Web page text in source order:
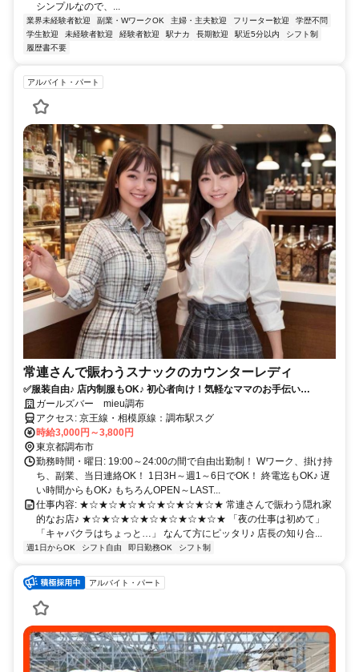
シンプルなので、...
業界未経験者歓迎 副業・WワークOK 主婦・主夫歓迎 フリーター歓迎
学歴不問
学生歓迎
未経験者歓迎 経験者歓迎 駅ナカ 長期歓迎 駅近5分以内
シフト制
履歴書不要
アルバイト・パート
常連さんで賑わうスナックのカウンターレディ
✅服装自由♪ 店内制服もOK♪ 初心者向け！気軽なママのお手伝い
o(≧▽≦)o
ガールズバー mieu調布
アクセス: 京王線・相模原線：調布駅スグ
時給3,000円～3,800円
東京都調布市
勤務時間・曜日: 19:00～24:00の間で自由出勤制！ Wワーク、掛け持
ち、副業、当日連絡OK！ 1日3H～週1～6日でOK！ 終電迄もOK♪ 遅
い時間からもOK♪ もちろんOPEN～LAST...
仕事内容: ★☆★☆★☆★☆★☆★☆★☆★ 常連さんで賑わう隠れ家
的なお店♪ ★☆★☆★☆★☆★☆★☆★☆★ 「夜の仕事は初めて」
「キャバクラはちょっと…」 なんて方にピッタリ♪ 店長の知り合...
週1日からOK シフト自由 即日勤務OK シフト制
アルバイト・パート